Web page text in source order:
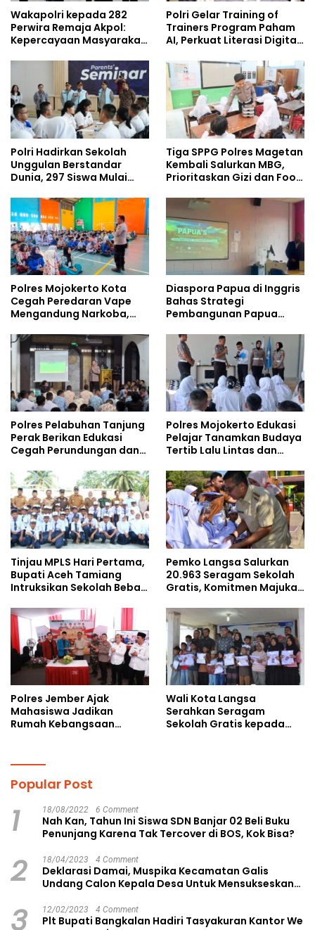
Wakapolri kepada 282
Perwira Remaja Akpol:
Kepercayaan Masyarakat
Polri Gelar Training of
Trainers Program Paham
AI, Perkuat Literasi Digital
Polri Hadirkan Sekolah
Unggulan Berstandar
Dunia, 297 Siswa Mulai
Tiga SPPG Polres Magetan
Kembali Salurkan MBG,
Prioritaskan Gizi dan Food
Polres Mojokerto Kota
Cegah Peredaran Vape
Mengandung Narkoba,
Kalangan Remaja
Diaspora Papua di Inggris
Bahas Strategi
Pembangunan Papua
Doktoral Internasional
Polres Pelabuhan Tanjung
Perak Berikan Edukasi
Cegah Perundungan dan
kepada Pelajar MPLS
Polres Mojokerto Edukasi
Pelajar Tanamkan Budaya
Tertib Lalu Lintas dan
Tinjau MPLS Hari Pertama,
Bupati Aceh Tamiang
Intruksikan Sekolah Bebas
Pemko Langsa Salurkan
20.963 Seragam Sekolah
Gratis, Komitmen Majukan
Polres Jember Ajak
Mahasiswa Jadikan
Rumah Kebangsaan
Wali Kota Langsa
Serahkan Seragam
Sekolah Gratis kepada
Popular Post
1 18/08/2022 6 Comment
Nah Kan, Tahun Ini Siswa SDN Banjar 02 Beli Buku
Penunjang Karena Tak Tercover di BOS, Kok Bisa?
2 18/04/2023 4 Comment
Deklarasi Damai, Muspika Kecamatan Galis
Undang Calon Kepala Desa Untuk Mensukseskan
3 12/02/2023 4 Comment
Plt Bupati Bangkalan Hadiri Tasyakuran Kantor We